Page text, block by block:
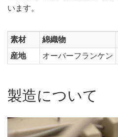
います。
素材 綿織物
産地
オーバーフランケン
製造について